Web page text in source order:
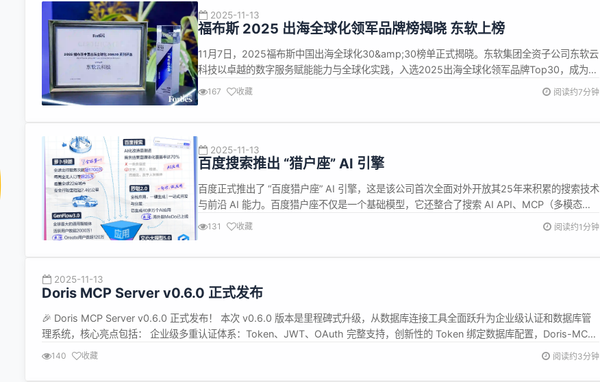
2025-11-13
福布斯 2025 出海全球化领军品牌榜揭晓 东软上榜
11月7日，2025福布斯中国出海全球化30&amp;30榜单正式揭晓。东软集团全资子公司东软云
科技以卓越的数字服务赋能能力与全球化实践，入选2025出海全球化领军品牌Top30，成为唯
一上榜的综合数字服务科技企业。这一殊荣是对东软数字服务业务布局和核心竞争力的高度认
167 收藏 阅读约7分钟
2025-11-13
百度搜索推出 “猎户座” AI 引擎
百度正式推出了 “百度猎户座” AI 引擎，这是该公司首次全面对外开放其25年来积累的搜索技术
与前沿 AI 能力。百度猎户座不仅是一个基础模型，它还整合了搜索 AI API、MCP（多模态计
算平台）及各类行业优势能力，为企业和开发者提供了丰富的工具与资源。 企业和开发者只需
131 收藏 阅读约1分钟
2025-11-13
Doris MCP Server v0.6.0 正式发布
🎉 Doris MCP Server v0.6.0 正式发布！ 本次 v0.6.0 版本是里程碑式升级，从数据库连接工具全面跃升为企业级认证和数据库管
理系统，核心亮点包括： 企业级多重认证体系：Token、JWT、OAuth 完整支持，创新性的 Token 绑定数据库配置，Doris-MCP-
Server 与 Doris 权限全面打通，每个 Token 携...
140 收藏 阅读约3分钟